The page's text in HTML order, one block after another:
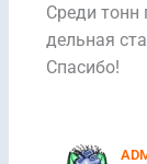
Среди тонн
дельная
Спасибо!